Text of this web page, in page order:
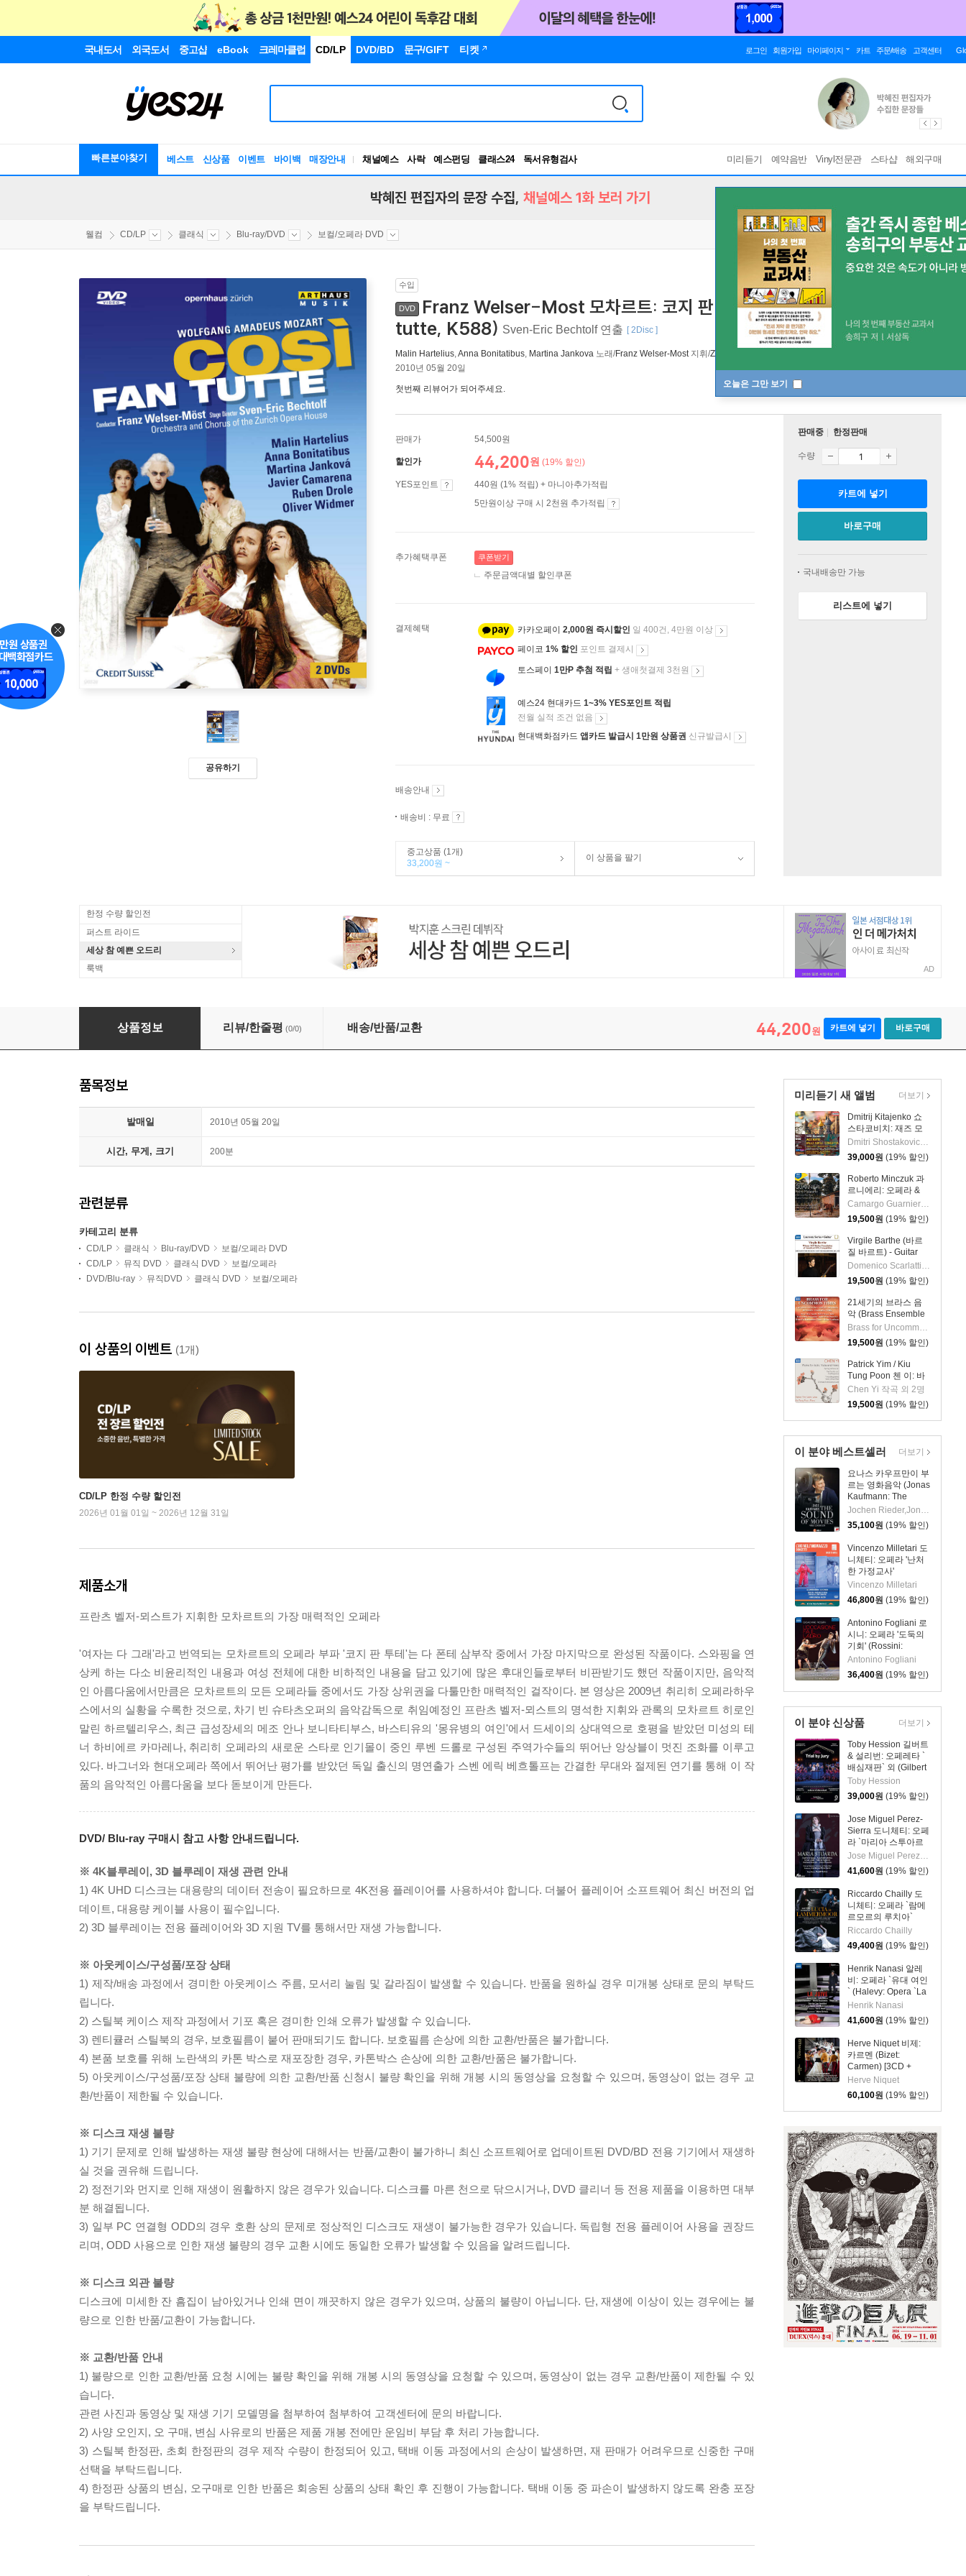
국내도서 외국도서 중고샵 eBook 크레마클럽 CD/LP DVD/BD 문구/GIFT 티켓 로그인 회원가입 마이페이지 카트 주문/배송 고객센터
빠른분야찾기 베스트 신상품 이벤트 바이백 매장안내 채널예스 사락 예스펀딩 클래스24
독서유형검사
RBTI Lab
미리듣기 예약음반 Vinyl전문관 스타샵 해외구매
오늘은 그만 보기
박혜진 편집자의 문장 수집, 채널예스 1화 보러 가기
웰컴 CD/LP 클래식 Blu-ray/DVD 보컬/오페라 DVD
공유하기
수입
DVD
Franz Welser-Most 모차르트: 코지 판 투테 (Mozart: Cosi fan
tutte, K588) Sven-Eric Bechtolf 연출 [ 2Disc ]
Malin Hartelius,Anna Bonitatibus, Martina Jankova 노래/Franz Welser-Most지휘/Zurich Opera Orchestra
2010년 05월 20일
첫번째 리뷰어가 되어주세요.
판매가 54,500원
할인가 44,200원 (19% 할인)
YES포인트
440원 (1% 적립) + 마니아추가적립
5만원이상 구매 시 2천원 추가적립
추가혜택쿠폰 쿠폰받기
주문금액대별 할인쿠폰
결제혜택 카카오페이 2,000원 즉시할인 일 400건, 4만원 이상
페이코 1% 할인 포인트 결제시
토스페이 1만P 추첨 적립 + 생애첫결제 3천원
예스24 현대카드 1~3% YES포인트 적립
전월 실적 조건 없음
현대백화점카드 앱카드 발급시 1만원 상품권 신규발급시
배송안내
배송비 : 무료
중고상품 (1개)
33,200원 ~
이 상품을 팔기
판매중 한정판매
수량
카트에 넣기
바로구매
국내배송만 가능
리스트에 넣기
한정 수량 할인전
퍼스트 라이드
세상 참 예쁜 오드리
룩백
AD
Franz Welser-Most 모차르트: 코지 판 투테 (Mozart: Cosi fan tutte, K588)
상품정보 리뷰/한줄평 (0/0) 배송/반품/교환 44,200원 카트에 넣기 바로구매
미리듣기 새 앨범
Dmitrij Kitajenko 쇼
스타코비치: 재즈 모
음곡, 발레 모음곡, 협
주곡들
(Shostakovich: Jazz
Suite; Ballet Suites;
Concertos)
Dmitri Shostakovich 작곡 외 6명
39,000원 (19% 할인)
Roberto Minczuk 과
르니에리: 오페라 &
관현악 작품집
(Guarnieri: Pedro
Malazarte)
Camargo Guarnieri 작곡 외 2명
19,500원 (19% 할인)
Virgile Barthe (바르
질 바르트) - Guitar
Recital (기타 리사이
틀)
Domenico Scarlatti 작곡 외 5명
19,500원 (19% 할인)
21세기의 브라스 음
악 (Brass Ensemble
Music - 21st Century)Brass for Uncommon Times 실내악
19,500원 (19% 할인)
Patrick Yim / Kiu
Tung Poon 첸 이: 바
이올린, 비올라, 피아
노 작품집 (Chen Yi:
Works For Violin,
Viola And Piano)
Chen Yi 작곡 외 2명
19,500원 (19% 할인)
더보기
이 분야 베스트셀러
요나스 카우프만이 부
르는 영화음악 (Jonas
Kaufmann: The
Sound of Movies)
Jochen Rieder,Jonas Kaufmann, Czech National Symphony Orchestra
35,100원 (19% 할인)
Vincenzo Milletari 도
니체티: 오페라 '난처
한 가정교사'
(Donizetti: L'ajo
nell'imbarazzo)
Vincenzo Milletari
46,800원 (19% 할인)
Antonino Fogliani 로
시니: 오페라 '도둑의
기회' (Rossini:
L'Occasione fa il
Antonino Fogliani
36,400원 (19% 할인)
더보기
이 분야 신상품
Toby Hession 길버트
& 설리번: 오페레타 `
배심재판` 외 (Gilbert
& Sullivan: Operetta
`Trial By Jury`)
Toby Hession
39,000원 (19% 할인)
Jose Miguel Perez-
Sierra 도니체티: 오페
라 `마리아 스투아르
다` (Donizetti: Opera
`Maria Stuarda`)
Jose Miguel Perez-Sierra
41,600원 (19% 할인)
Riccardo Chailly 도
니체티: 오페라 `람메
르모르의 루치아`
(Donizetti: Opera
`Lucia Di
Lammermoor`)
Riccardo Chailly
49,400원 (19% 할인)
Henrik Nanasi 알레
비: 오페라 `유대 여인
` (Halevy: Opera `La
Juive`)
Henrik Nanasi
41,600원 (19% 할인)
Herve Niquet 비제:
카르멘 (Bizet:
Carmen) [3CD +
DVD]
Herve Niquet
60,100원 (19% 할인)
더보기
품목정보
발매일 2010년 05월 20일
시간, 무게, 크기 200분
관련분류
카테고리 분류
CD/LP 클래식 Blu-ray/DVD
보컬/오페라 DVD
CD/LP
뮤직 DVD 클래식 DVD
보컬/오페라
DVD/Blu-ray
뮤직DVD 클래식 DVD 보컬/오페라
이 상품의 이벤트 (1개)
CD/LP 한정 수량 할인전
2026년 01월 01일 ~ 2026년 12월 31일
제품소개
프란츠 벨저-뫼스트가 지휘한 모차르트의 가장 매력적인 오페라
'여자는 다 그래'라고 번역되는 모차르트의 오페라 부파 '코지 판 투테'는 다 폰테 삼부작 중에서 가장 마지막으로 완성된 작품이다. 스와핑을 연
상케 하는 다소 비윤리적인 내용과 여성 전체에 대한 비하적인 내용을 담고 있기에 많은 후대인들로부터 비판받기도 했던 작품이지만, 음악적
인 아름다움에서만큼은 모차르트의 모든 오페라들 중에서도 가장 상위권을 다툴만한 매력적인 걸작이다. 본 영상은 2009년 취리히 오페라하우
스에서의 실황을 수록한 것으로, 차기 빈 슈타츠오퍼의 음악감독으로 취임예정인 프란츠 벨저-뫼스트의 명석한 지휘와 관록의 모차르트 히로인
말린 하르텔리우스, 최근 급성장세의 메조 안나 보니타티부스, 바스티유의 '몽유병의 여인'에서 드세이의 상대역으로 호평을 받았던 미성의 테
너 하비에르 카마레나, 취리히 오페라의 새로운 스타로 인기몰이 중인 루벤 드롤로 구성된 주역가수들의 뛰어난 앙상블이 멋진 조화를 이루고
있다. 바그너와 현대오페라 쪽에서 뛰어난 평가를 받았던 독일 출신의 명연출가 스벤 에릭 베흐톨프는 간결한 무대와 절제된 연기를 통해 이 작
품의 음악적인 아름다움을 보다 돋보이게 만든다.
DVD/ Blu-ray 구매시 참고 사항 안내드립니다.
※ 4K블루레이, 3D 블루레이 재생 관련 안내
1) 4K UHD 디스크는 대용량의 데이터 전송이 필요하므로 4K전용 플레이어를 사용하셔야 합니다. 더불어 플레이어 소프트웨어 최신 버전의 업
데이트, 대용량 케이블 사용이 필수입니다.
2) 3D 블루레이는 전용 플레이어와 3D 지원 TV를 통해서만 재생 가능합니다.
※ 아웃케이스/구성품/포장 상태
1) 제작/배송 과정에서 경미한 아웃케이스 주름, 모서리 눌림 및 갈라짐이 발생할 수 있습니다. 반품을 원하실 경우 미개봉 상태로 문의 부탁드
립니다.
2) 스틸북 케이스 제작 과정에서 기포 혹은 경미한 인쇄 오류가 발생할 수 있습니다.
3) 렌티큘러 스틸북의 경우, 보호필름이 붙어 판매되기도 합니다. 보호필름 손상에 의한 교환/반품은 불가합니다.
4) 본품 보호를 위해 노란색의 카톤 박스로 재포장한 경우, 카톤박스 손상에 의한 교환/반품은 불가합니다.
5) 아웃케이스/구성품/포장 상태 불량에 의한 교환/반품 신청시 불량 확인을 위해 개봉 시의 동영상을 요청할 수 있으며, 동영상이 없는 경우 교
환/반품이 제한될 수 있습니다.
※ 디스크 재생 불량
1) 기기 문제로 인해 발생하는 재생 불량 현상에 대해서는 반품/교환이 불가하니 최신 소프트웨어로 업데이트된 DVD/BD 전용 기기에서 재생하
실 것을 권유해 드립니다.
2) 정전기와 먼지로 인해 재생이 원활하지 않은 경우가 있습니다. 디스크를 마른 천으로 닦으시거나, DVD 클리너 등 전용 제품을 이용하면 대부
분 해결됩니다.
3) 일부 PC 연결형 ODD의 경우 호환 상의 문제로 정상적인 디스크도 재생이 불가능한 경우가 있습니다. 독립형 전용 플레이어 사용을 권장드
리며, ODD 사용으로 인한 재생 불량의 경우 교환 시에도 동일한 오류가 발생할 수 있음을 알려드립니다.
※ 디스크 외관 불량
디스크에 미세한 잔 흠집이 남아있거나 인쇄 면이 깨끗하지 않은 경우가 있으며, 상품의 불량이 아닙니다. 단, 재생에 이상이 있는 경우에는 불
량으로 인한 반품/교환이 가능합니다.
※ 교환/반품 안내
1) 불량으로 인한 교환/반품 요청 시에는 불량 확인을 위해 개봉 시의 동영상을 요청할 수 있으며, 동영상이 없는 경우 교환/반품이 제한될 수 있
습니다.
관련 사진과 동영상 및 재생 기기 모델명을 첨부하여 첨부하여 고객센터에 문의 바랍니다.
2) 사양 오인지, 오 구매, 변심 사유로의 반품은 제품 개봉 전에만 운임비 부담 후 처리 가능합니다.
3) 스틸북 한정판, 초회 한정판의 경우 제작 수량이 한정되어 있고, 택배 이동 과정에서의 손상이 발생하면, 재 판매가 어려우므로 신중한 구매
선택을 부탁드립니다.
4) 한정판 상품의 변심, 오구매로 인한 반품은 회송된 상품의 상태 확인 후 진행이 가능합니다. 택배 이동 중 파손이 발생하지 않도록 완충 포장
을 부탁드립니다.